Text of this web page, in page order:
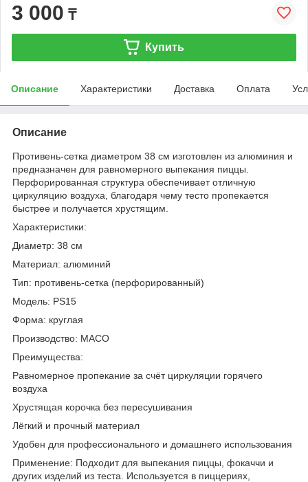
3 000 ₸
Купить
Описание Характеристики Доставка Оплата
Описание
Противень-сетка диаметром 38 см изготовлен из алюминия и
предназначен для равномерного выпекания пиццы.
Перфорированная структура обеспечивает отличную
циркуляцию воздуха, благодаря чему тесто пропекается
быстрее и получается хрустящим.
Характеристики:
Диаметр: 38 см
Материал: алюминий
Тип: противень-сетка (перфорированный)
Модель: PS15
Форма: круглая
Производство: МАСО
Преимущества:
Равномерное пропекание за счёт циркуляции горячего
воздуха
Хрустящая корочка без пересушивания
Лёгкий и прочный материал
Удобен для профессионального и домашнего использования
Применение: Подходит для выпекания пиццы, фокаччи и
других изделий из теста. Используется в пиццериях,